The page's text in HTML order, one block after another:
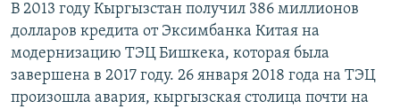
В 2013 году Кыргызстан получил 386 миллионов
долларов кредита от Эксимбанка Китая на
модернизацию ТЭЦ Бишкека, которая была
завершена в 2017 году. 26 января 2018 года на ТЭЦ
произошла авария, кыргызская столица почти на